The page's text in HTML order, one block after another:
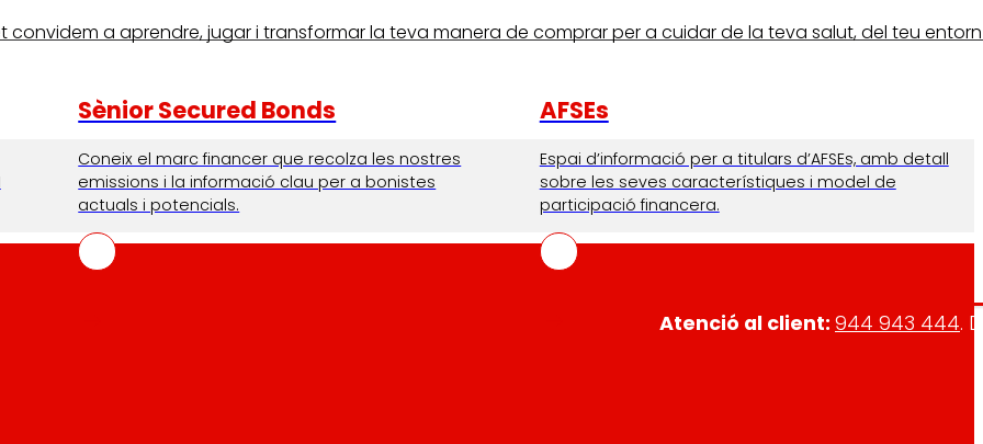
Sènior Secured Bonds
Coneix el marc financer que recolza les nostres
emissions i la informació clau per a bonistes
actuals i potencials.
AFSEs
Espai d’informació per a titulars d’AFSEs, amb detall
sobre les seves característiques i model de
participació financera.
convidem a aprendre, jugar i transformar la teva manera de comprar per a cuidar de la teva salut, del teu
Atenció al client: 944 943 444.